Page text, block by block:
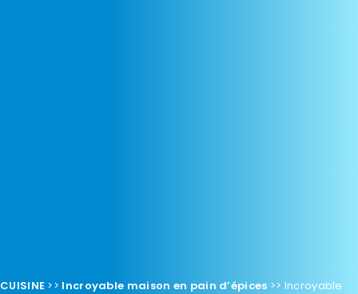
CUISINE >> Incroyable maison en pain d’épices >> Incroyable